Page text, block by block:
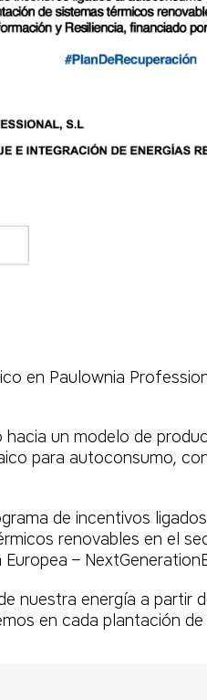
en Paulownia
un modelo de
para autoconsumo,
de incentivos
renovables en el
–
nuestra energía a partir
en cada plantación